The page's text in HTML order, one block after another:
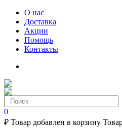
О нас
Доставка
Акции
Помощь
Контакты
0
₽ Товар добавлен в корзину